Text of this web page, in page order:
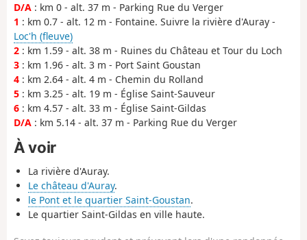
D/A : km 0 - alt. 37 m - Parking Rue du Verger
1 : km 0.7 - alt. 12 m - Fontaine. Suivre la rivière d'Auray -
Loc'h (fleuve)
2 : km 1.59 - alt. 38 m - Ruines du Château et Tour du Loch
3 : km 1.96 - alt. 3 m - Port Saint Goustan
4 : km 2.64 - alt. 4 m - Chemin du Rolland
5 : km 3.25 - alt. 19 m - Église Saint-Sauveur
6 : km 4.57 - alt. 33 m - Église Saint-Gildas
D/A : km 5.14 - alt. 37 m - Parking Rue du Verger
À voir
La rivière d'Auray.
Le château d'Auray.
le Pont et le quartier Saint-Goustan.
Le quartier Saint-Gildas en ville haute.